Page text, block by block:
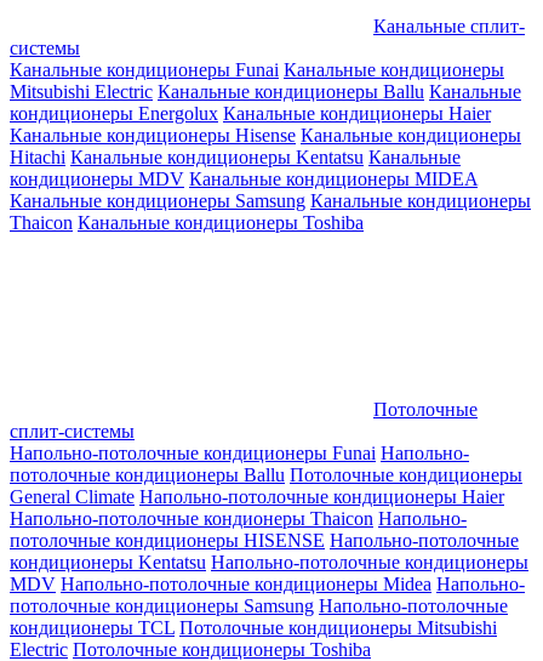
Канальные сплит-
системы
Канальные кондиционеры Funai Канальные кондиционеры
Mitsubishi Electric Канальные кондиционеры Ballu Канальные
кондиционеры Energolux Канальные кондиционеры Haier
Канальные кондиционеры Hisense Канальные кондиционеры
Hitachi Канальные кондиционеры Kentatsu Канальные
кондиционеры MDV Канальные кондиционеры MIDEA
Канальные кондиционеры Samsung Канальные кондиционеры
Thaicon Канальные кондиционеры Toshiba
Потолочные
сплит-системы
Напольно-потолочные кондиционеры Funai Напольно-
потолочные кондиционеры Ballu Потолочные кондиционеры
General Climate Напольно-потолочные кондиционеры Haier
Напольно-потолочные кондионеры Thaicon Напольно-
потолочные кондиционеры HISENSE Напольно-потолочные
кондиционеры Kentatsu Напольно-потолочные кондиционеры
MDV Напольно-потолочные кондиционеры Midea Напольно-
потолочные кондиционеры Samsung Напольно-потолочные
кондиционеры TCL Потолочные кондиционеры Mitsubishi
Electric Потолочные кондиционеры Toshiba